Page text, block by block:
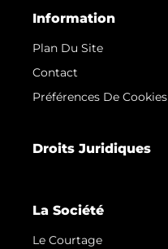
Information
Plan Du Site
Contact
Préférences De Cookies
Droits Juridiques
La Société
Le Courtage